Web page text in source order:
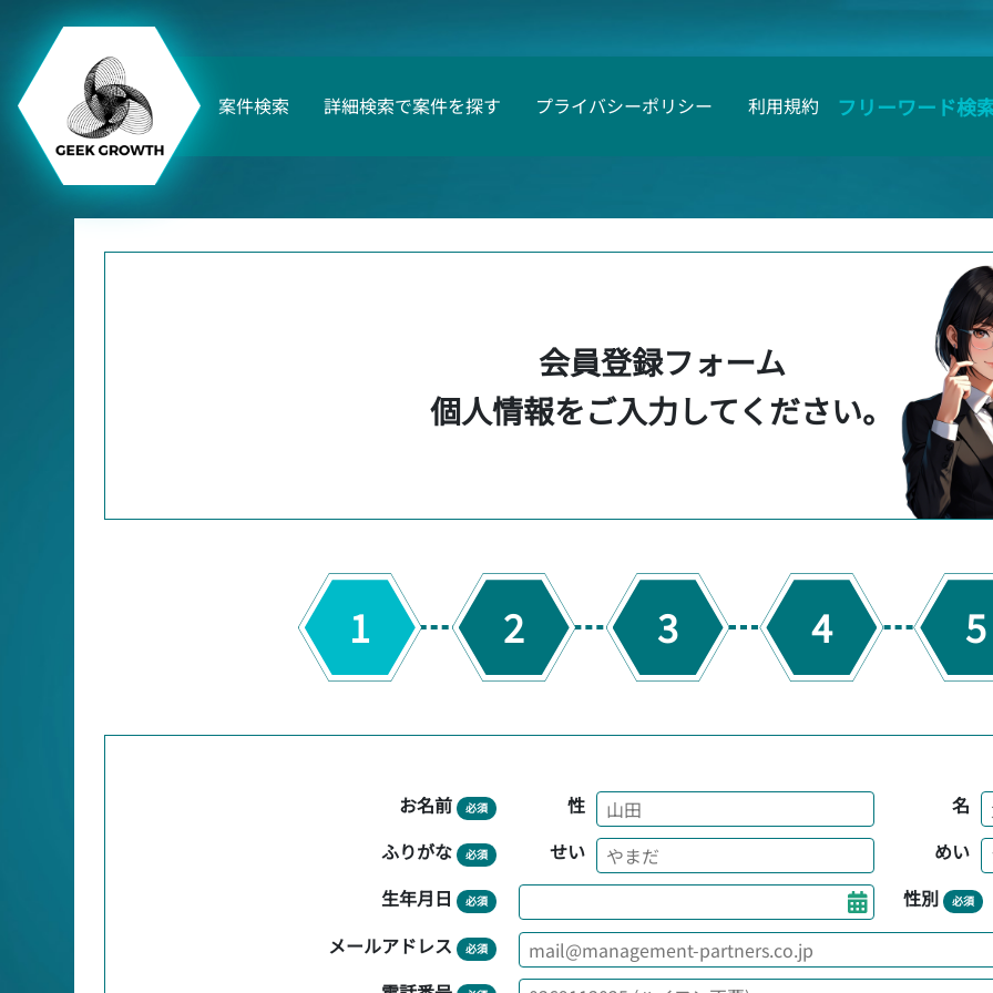
案件検索 詳細検索で案件を探す プライバシーポリシー 利用規約 フリーワード検
会員登録フォーム
個人情報をご入力してください。
1 2 3 4 5
お名前 必須 性
名
ふりがな
必須 せい
めい
生年月日
必須 性別 必須
メールアドレス 必須